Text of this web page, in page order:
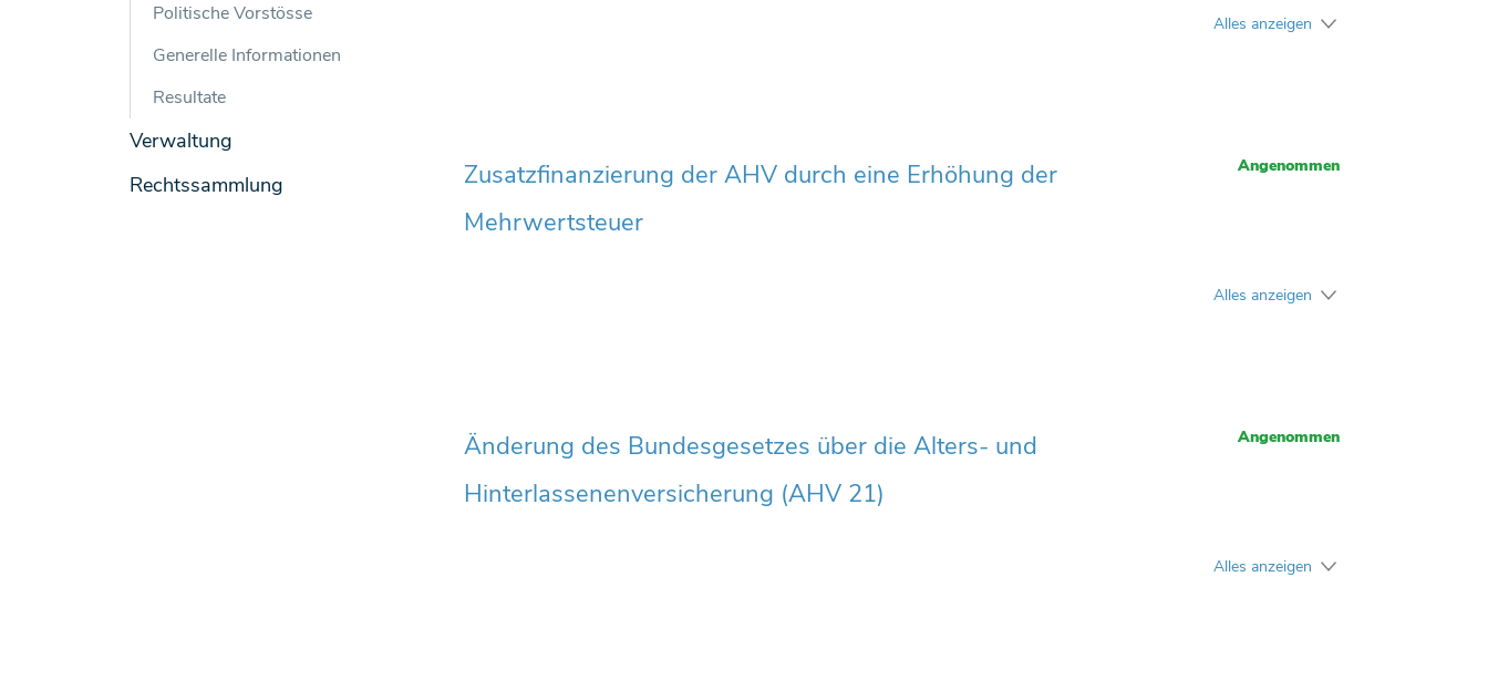
Politische Vorstösse
Generelle Informationen
Resultate
Verwaltung
Rechtssammlung
Alles anzeigen
Zusatzfinanzierung der AHV durch eine Erhöhung der
Mehrwertsteuer
Angenommen
Alles anzeigen
Änderung des Bundesgesetzes über die Alters- und
Hinterlassenenversicherung (AHV 21)
Angenommen
Alles anzeigen